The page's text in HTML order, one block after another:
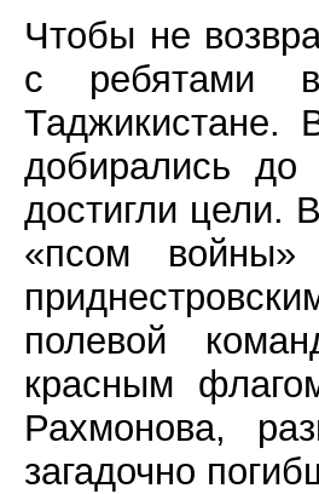
Чтобы не
с ребятами
Таджикистане.
добирались
достигли цели.
«псом
полевой
красным
Рахмонова,
загадочно